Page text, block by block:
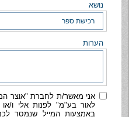
נושא
הערות
אני מאשר/ת לחברת "אוצר
לאור בע"מ" לפנות אלי ו/
באמצעות המייל שנמסר